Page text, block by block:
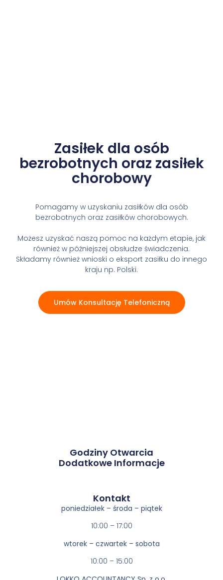
Zasiłek dla osób
bezrobotnych oraz zasiłek
chorobowy
Pomagamy w uzyskaniu zasiłków dla osób
bezrobotnych oraz zasiłków chorobowych.
Możesz uzyskać naszą pomoc na każdym etapie, jak
również w późniejszej obsłudze świadczenia.
Składamy również wnioski o eksport zasiłku do innego
kraju np. Polski.
Umów Konsultację Telefoniczną
Godziny Otwarcia
Dodatkowe Informacje
Kontakt​
poniedziałek – środa – piątek
10:00 – 17:00
wtorek – czwartek – sobota
10:00 – 15:00